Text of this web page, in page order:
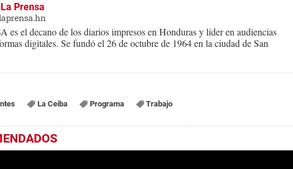
Prensa
es el decano de los diarios impresos en Honduras y líder en audiencias
digitales. Se fundó el 26 de octubre de 1964 en la ciudad de San
La Ceiba Programa Trabajo